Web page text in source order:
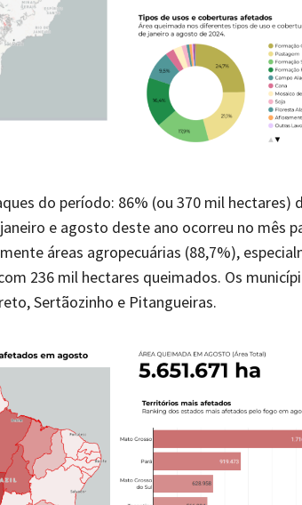
do período: 86% (ou 370 mil hectares)
e agosto deste ano ocorreu no mês
áreas agropecuárias (88,7%),
236 mil hectares queimados. Os
Sertãozinho e Pitangueiras.